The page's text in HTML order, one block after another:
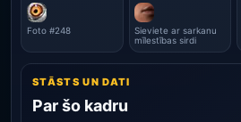
Foto #248
Sieviete ar sarkanu
mīlestības sirdi
STĀSTS UN DATI
Par šo kadru